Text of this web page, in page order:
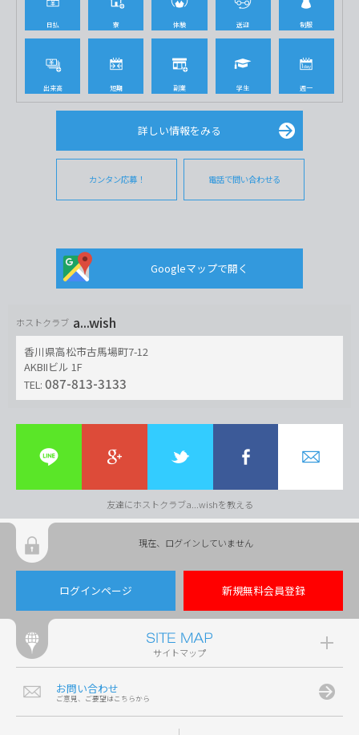
日払 寮 体験 送迎 制服
出来高 短期 副業 学生 週一
詳しい情報をみる
カンタン応募！ 電話で問い合わせる
Googleマップで開く
ホストクラブ a...wish
香川県高松市古馬場町7-12
AKBIIビル 1F
TEL: 087-813-3133
友達にホストクラブa...wishを教える
現在、ログインしていません
ログインページ 新規無料会員登録
サイトマップ
お問い合わせ
ご意見、ご要望はこちらから